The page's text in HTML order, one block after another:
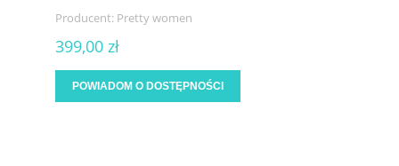
Producent: Pretty women
399,00 zł
POWIADOM O DOSTĘPNOŚCI